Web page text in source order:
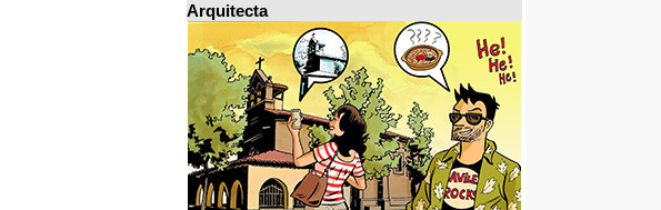
Arquitecta